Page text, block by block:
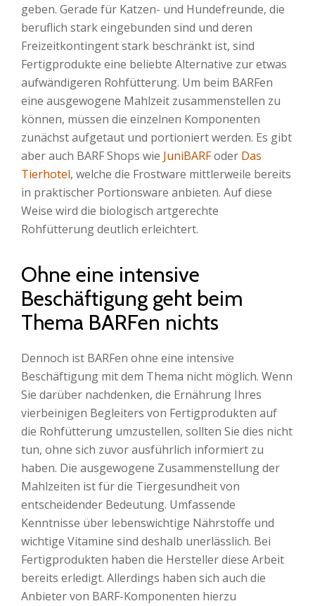
geben. Gerade für Katzen- und Hundefreunde, die
beruflich stark eingebunden sind und deren
Freizeitkontingent stark beschränkt ist, sind
Fertigprodukte eine beliebte Alternative zur etwas
aufwändigeren Rohfütterung. Um beim BARFen
eine ausgewogene Mahlzeit zusammenstellen zu
können, müssen die einzelnen Komponenten
zunächst aufgetaut und portioniert werden. Es gibt
aber auch BARF Shops wie JuniBARFoder Das
Tierhotel, welche die Frostware mittlerweile bereits
in praktischer Portionsware anbieten. Auf diese
Weise wird die biologisch artgerechte
Rohfütterung deutlich erleichtert.
Ohne eine intensive
Beschäftigung geht beim
Thema BARFen nichts
Dennoch ist BARFen ohne eine intensive
Beschäftigung mit dem Thema nicht möglich. Wenn
Sie darüber nachdenken, die Ernährung Ihres
vierbeinigen Begleiters von Fertigprodukten auf
die Rohfütterung umzustellen, sollten Sie dies nicht
tun, ohne sich zuvor ausführlich informiert zu
haben. Die ausgewogene Zusammenstellung der
Mahlzeiten ist für die Tiergesundheit von
entscheidender Bedeutung. Umfassende
Kenntnisse über lebenswichtige Nährstoffe und
wichtige Vitamine sind deshalb unerlässlich. Bei
Fertigprodukten haben die Hersteller diese Arbeit
bereits erledigt. Allerdings haben sich auch die
Anbieter von BARF-Komponenten hierzu